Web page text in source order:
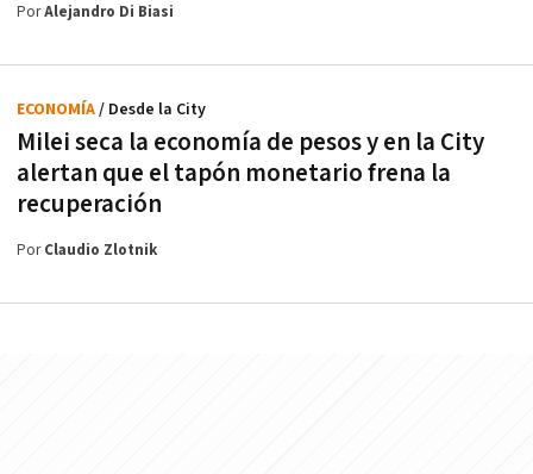
PorAlejandro Di Biasi
Milei seca la economía de pesos y en la City
alertan que el tapón monetario frena la
recuperación
ECONOMÍA/ Desde la City
PorClaudio Zlotnik